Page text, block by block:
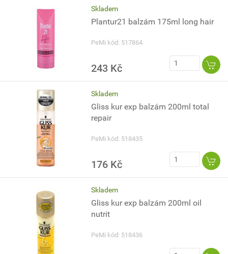
Skladem
Plantur21 balzám 175ml long hair
PeMi kód: 517864
243 Kč
Skladem
Gliss kur exp balzám 200ml total
repair
PeMi kód: 518435
176 Kč
Skladem
Gliss kur exp balzám 200ml oil
nutrit
PeMi kód: 518436